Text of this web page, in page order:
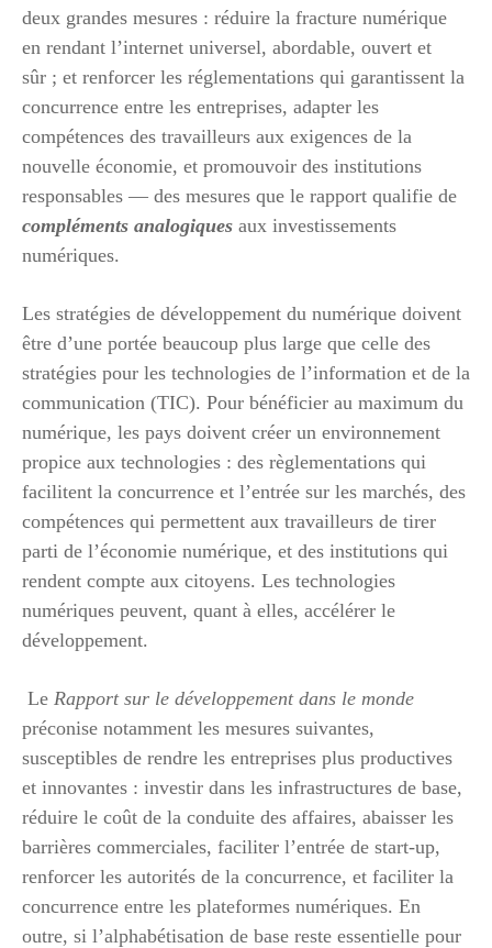
deux grandes mesures : réduire la fracture numérique
en rendant l’internet universel, abordable, ouvert et
sûr ; et renforcer les réglementations qui garantissent la
concurrence entre les entreprises, adapter les
compétences des travailleurs aux exigences de la
nouvelle économie, et promouvoir des institutions
responsables — des mesures que le rapport qualifie de
compléments analogiques aux investissements
numériques.
Les stratégies de développement du numérique doivent
être d’une portée beaucoup plus large que celle des
stratégies pour les technologies de l’information et de la
communication (TIC). Pour bénéficier au maximum du
numérique, les pays doivent créer un environnement
propice aux technologies : des règlementations qui
facilitent la concurrence et l’entrée sur les marchés, des
compétences qui permettent aux travailleurs de tirer
parti de l’économie numérique, et des institutions qui
rendent compte aux citoyens. Les technologies
numériques peuvent, quant à elles, accélérer le
développement.
Le Rapport sur le développement dans le monde
préconise notamment les mesures suivantes,
susceptibles de rendre les entreprises plus productives
et innovantes : investir dans les infrastructures de base,
réduire le coût de la conduite des affaires, abaisser les
barrières commerciales, faciliter l’entrée de start-up,
renforcer les autorités de la concurrence, et faciliter la
concurrence entre les plateformes numériques. En
outre, si l’alphabétisation de base reste essentielle pour